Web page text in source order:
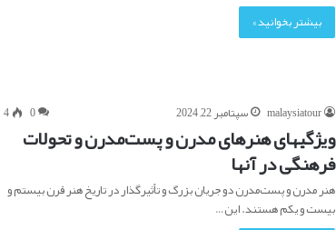
بیشتر بخوانید »
malaysiatour سپتامبر 22, 2024 0
4
ویژگیهای هنرهای مدرن و پست‌مدرن و تحولات
فرهنگی در آنها
هنر مدرن و پست‌مدرن دو جریان بزرگ و تأثیرگذار در تاریخ هنر قرن بیستم و
بیست و یکم هستند. این…